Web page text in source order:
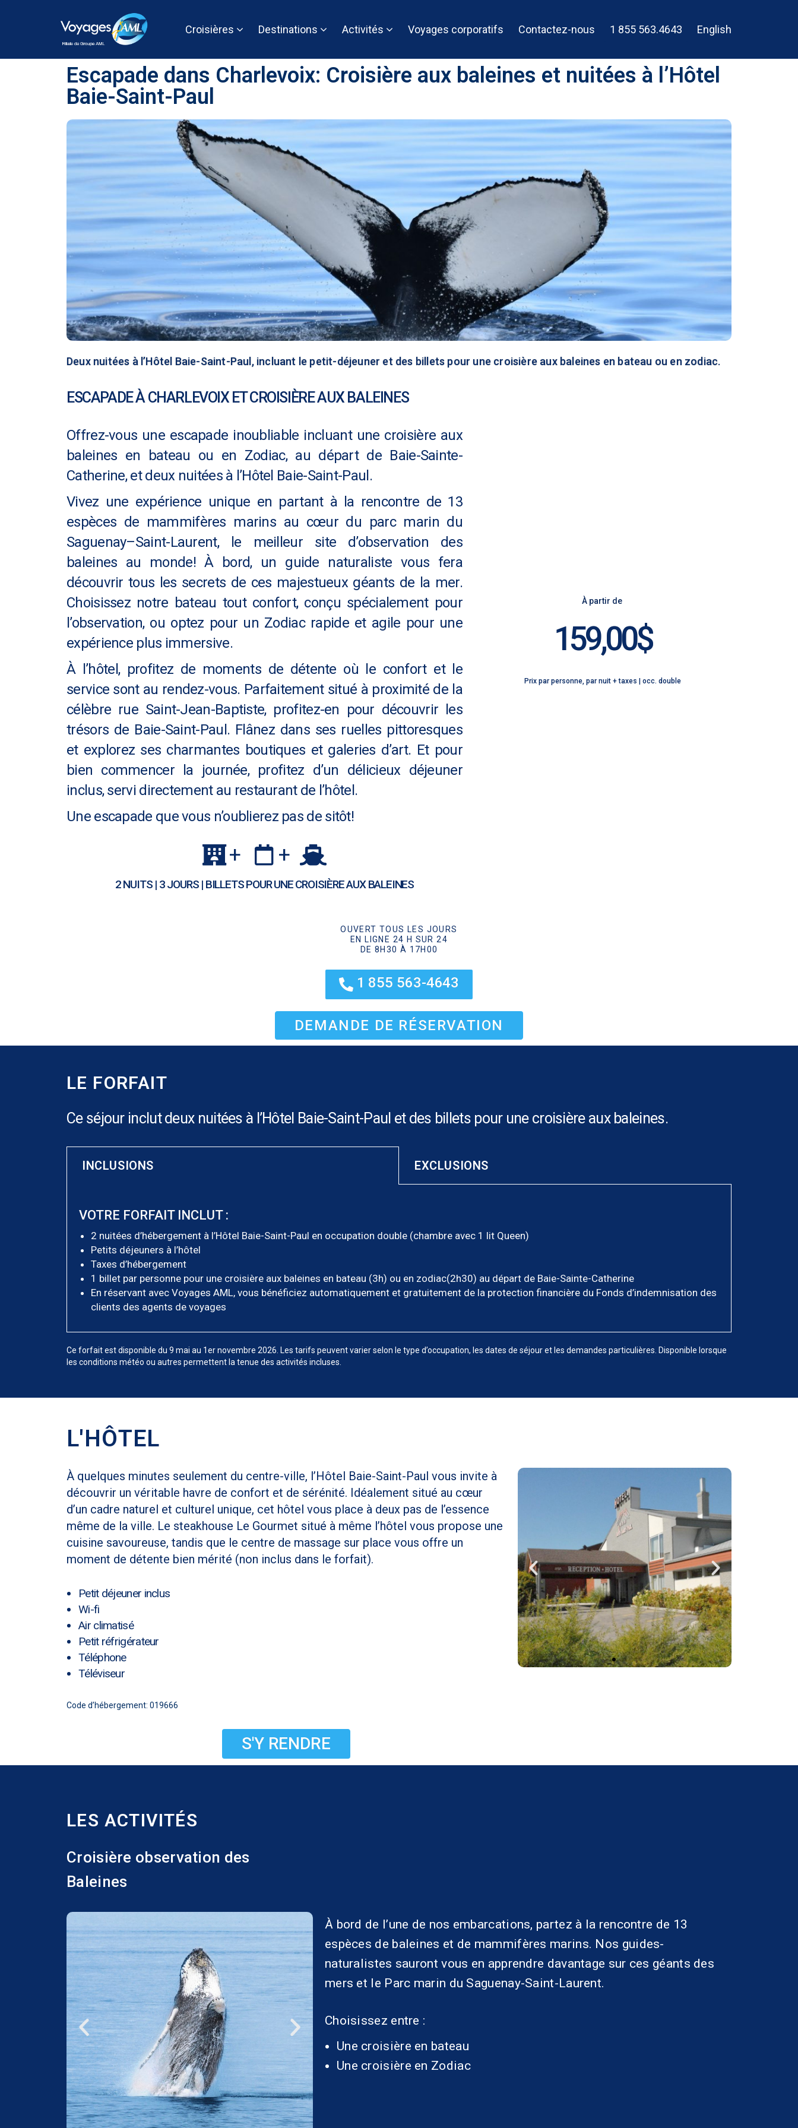
Croisières Destinations Activités Voyages corporatifs Contactez-nous 1 855 563.4643 English
Escapade dans Charlevoix: Croisière aux baleines et nuitées à l’Hôtel
Baie-Saint-Paul
Deux nuitées à l’Hôtel Baie-Saint-Paul, incluant le petit-déjeuner et des billets pour une croisière aux baleines en bateau ou en zodiac.
ESCAPADE À CHARLEVOIX ET CROISIÈRE AUX BALEINES
Offrez-vous une escapade inoubliable incluant une croisière aux
baleines en bateau ou en Zodiac, au départ de Baie-Sainte-
Catherine, et deux nuitées à l’Hôtel Baie-Saint-Paul.
Vivez une expérience unique en partant à la rencontre de 13
espèces de mammifères marins au cœur du parc marin du
Saguenay–Saint-Laurent, le meilleur site d’observation des
baleines au monde! À bord, un guide naturaliste vous fera
découvrir tous les secrets de ces majestueux géants de la mer.
Choisissez notre bateau tout confort, conçu spécialement pour
l’observation, ou optez pour un Zodiac rapide et agile pour une
expérience plus immersive.
À l’hôtel, profitez de moments de détente où le confort et le
service sont au rendez-vous. Parfaitement situé à proximité de la
célèbre rue Saint-Jean-Baptiste, profitez-en pour découvrir les
trésors de Baie-Saint-Paul. Flânez dans ses ruelles pittoresques
et explorez ses charmantes boutiques et galeries d’art. Et pour
bien commencer la journée, profitez d’un délicieux déjeuner
inclus, servi directement au restaurant de l’hôtel.
Une escapade que vous n’oublierez pas de sitôt!
+ +
2 NUITS | 3 JOURS | BILLETS POUR UNE CROISIÈRE AUX BALEINES
À partir de
159,00$
Prix par personne, par nuit + taxes | occ. double
OUVERT TOUS LES JOURS
EN LIGNE 24 H SUR 24
DE 8H30 À 17H00
1 855 563-4643
DEMANDE DE RÉSERVATION
LE FORFAIT
Ce séjour inclut deux nuitées à l’Hôtel Baie-Saint-Paul et des billets pour une croisière aux baleines.
INCLUSIONS EXCLUSIONS
VOTRE FORFAIT INCLUT :
2 nuitées d’hébergement à l’Hôtel Baie-Saint-Paul en occupation double (chambre avec 1 lit Queen)
Petits déjeuners à l’hôtel
Taxes d’hébergement
1 billet par personne pour une croisière aux baleines en bateau (3h) ou en zodiac(2h30) au départ de Baie-Sainte-Catherine
En réservant avec Voyages AML, vous bénéficiez automatiquement et gratuitement de la protection financière du Fonds d’indemnisation des
clients des agents de voyages
Ce forfait est disponible du 9 mai au 1er novembre 2026. Les tarifs peuvent varier selon le type d’occupation, les dates de séjour et les demandes particulières. Disponible lorsque
les conditions météo ou autres permettent la tenue des activités incluses.
L'HÔTEL
À quelques minutes seulement du centre-ville, l’Hôtel Baie-Saint-Paul vous invite à
découvrir un véritable havre de confort et de sérénité. Idéalement situé au cœur
d’un cadre naturel et culturel unique, cet hôtel vous place à deux pas de l’essence
même de la ville. Le steakhouse Le Gourmet situé à même l’hôtel vous propose une
cuisine savoureuse, tandis que le centre de massage sur place vous offre un
moment de détente bien mérité (non inclus dans le forfait).
Petit déjeuner inclus
Wi-fi
Air climatisé
Petit réfrigérateur
Téléphone
Téléviseur
Code d’hébergement: 019666
S'Y RENDRE
LES ACTIVITÉS
Croisière observation des
Baleines
À bord de l’une de nos embarcations, partez à la rencontre de 13
espèces de baleines et de mammifères marins. Nos guides-
naturalistes sauront vous en apprendre davantage sur ces géants des
mers et le Parc marin du Saguenay-Saint-Laurent.
Choisissez entre :
Une croisière en bateau
Une croisière en Zodiac